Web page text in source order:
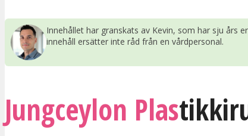
Innehållet har granskats av Kevin, som har sju års
innehåll ersätter inte råd från en vårdpersonal.
Jungceylon Plas